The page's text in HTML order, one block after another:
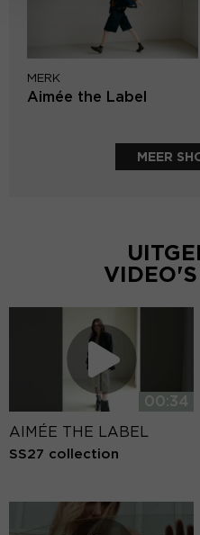
MERK
Aimée the Label
MEER
00:34
AIMÉE THE LABEL
SS27 collection